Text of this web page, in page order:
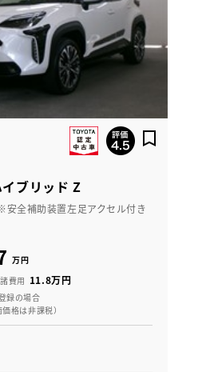
ブリッド Z
全補助装置左足アクセル付き
万円
諸費用 11.8万円
録の場合
格は非課税）